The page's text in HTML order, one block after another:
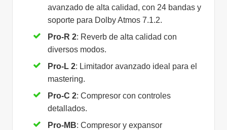
avanzado de alta calidad, con 24 bandas y
soporte para Dolby Atmos 7.1.2.
Pro-R 2: Reverb de alta calidad con
diversos modos.
Pro-L 2: Limitador avanzado ideal para el
mastering.
Pro-C 2: Compresor con controles
detallados.
Pro-MB: Compresor y expansor